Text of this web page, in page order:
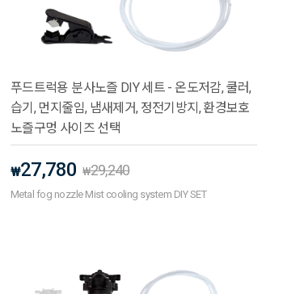
푸드트럭용 분사노즐 DIY 세트 - 온도저감, 쿨러,
습기, 먼지줄임, 냄새제거, 정전기방지, 환경보호
노즐구멍 사이즈 선택
₩27,780 ₩29,240
Metal fog nozzle Mist cooling system DIY SET